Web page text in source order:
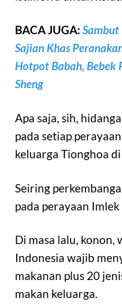
BACA JUGA: Sambut
Sajian Khas
Hotpot Babah, Bebek
Sheng
Apa saja, sih,
pada setiap
keluarga Tionghoa
Seiring
pada perayaan
Di masa lalu, konon,
Indonesia wajib
makanan plus 20
makan keluarga.